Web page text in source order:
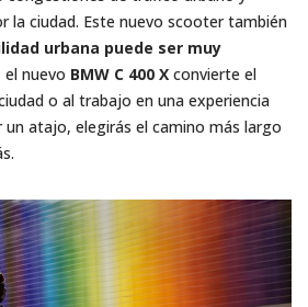
la ciudad. Este nuevo scooter también
urbana puede ser muy
el nuevo BMW C 400 X convierte el
o al trabajo en una experiencia
un atajo, elegirás el camino más largo